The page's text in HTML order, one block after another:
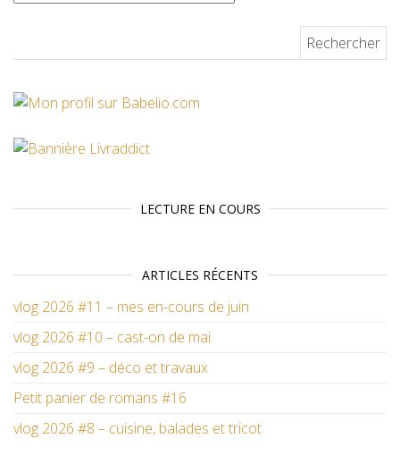
LECTURE EN COURS
ARTICLES RÉCENTS
vlog 2026 #11 – mes en-cours de juin
vlog 2026 #10 – cast-on de mai
vlog 2026 #9 – déco et travaux
Petit panier de romans #16
vlog 2026 #8 – cuisine, balades et tricot